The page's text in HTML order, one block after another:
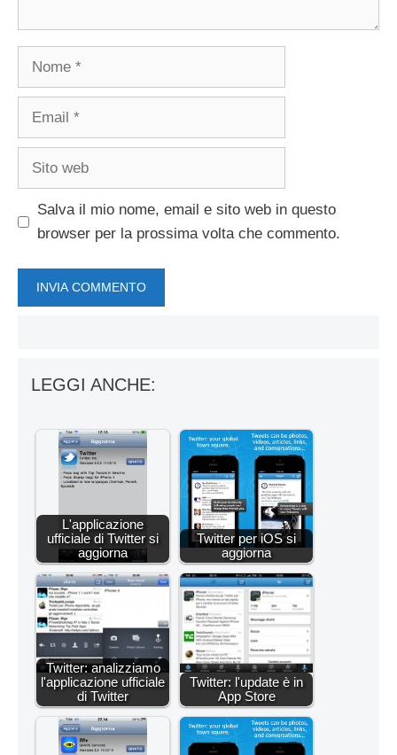
Nome
Email
Sito
Salva il mio nome, email e sito web in questo
browser per la prossima volta che commento.
LEGGI ANCHE:
L'applicazione
ufficiale di Twitter si
aggiorna
Twitter per iOS si
aggiorna
Twitter: analizziamo
l'applicazione ufficiale
di Twitter
Twitter: l'update è in
App Store